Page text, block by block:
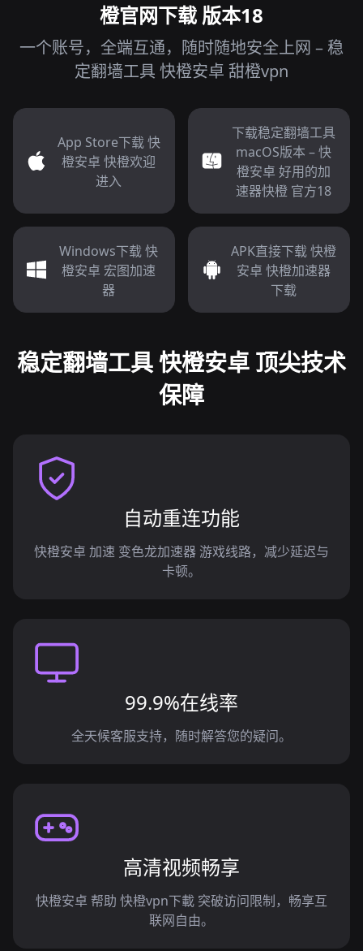
橙官网下载 版本18
一个账号，全端互通，随时随地安全上网 – 稳
定翻墙工具 快橙安卓 甜橙vpn
App Store下载 快
橙安卓 快橙欢迎
进入
下载稳定翻墙工具
macOS版本 – 快
橙安卓 好用的加
速器快橙 官方18
Windows下载 快
橙安卓 宏图加速
器
APK直接下载 快橙
安卓 快橙加速器
下载
稳定翻墙工具 快橙安卓 顶尖技术
保障
自动重连功能
快橙安卓 加速 变色龙加速器 游戏线路，减少延迟与
卡顿。
99.9%在线率
全天候客服支持，随时解答您的疑问。
高清视频畅享
快橙安卓 帮助 快橙vpn下載 突破访问限制，畅享互
联网自由。